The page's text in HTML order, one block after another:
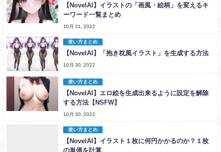
【NovelAI】イラストの「画風・絵柄」を変えるキ
ーワード一覧まとめ
10月 31, 2022
使い方まとめ
【NovelAI】「抱き枕風イラスト」を生成する方法
10月 30, 2022
使い方まとめ
【NovelAI】エロ絵を生成出来るように設定を解除
する方法【NSFW】
10月 30, 2022
使い方まとめ
【NovelAI】イラスト１枚に何円かかるのか？１枚
の単価を計算